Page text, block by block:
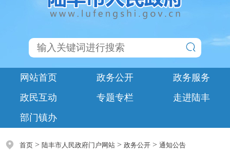
网站首页 政务公开
政务服务
政民互动
专题专栏
走进陆丰
部门镇办
首页> 陆丰市人民政府门户网站> 政务公开> 通知公告